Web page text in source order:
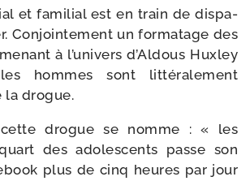
et fami­lial est en train de dis­pa­
Conjointement un for­ma­tage des
à l’u­ni­vers d’Aldous Huxley
hommes sont lit­té­ra­le­ment
la drogue.
drogue se nomme : « les
des ado­les­cents passe son
plus de cinq heures par jour